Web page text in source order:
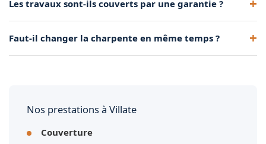
3 semaines pour une toiture de maison individuelle.
Les travaux sont-ils couverts par une garantie ?
garantie décennale obligatoire.
Faut-il changer la charpente en même temps ?
Nos prestations à Villate
Couverture